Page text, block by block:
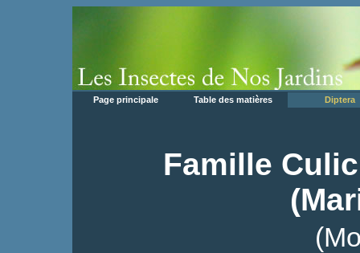
Page principale Table des matières Diptera
Famille